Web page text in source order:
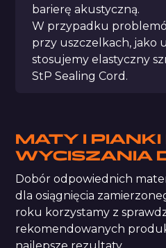
barierę akustyczną.
W przypadku
przy uszczelkach, jako
stosujemy elastyczny
StP Sealing Cord.
MATY I PIANKI
WYCISZANIA
Dobór odpowiednich
dla osiągnięcia
roku korzystamy z
rekomendowanych